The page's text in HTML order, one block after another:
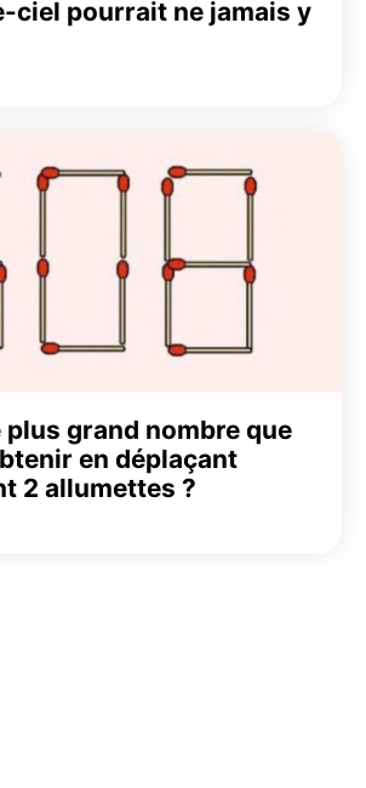
ciel pourrait ne jamais y
plus grand nombre que
en déplaçant
2 allumettes ?